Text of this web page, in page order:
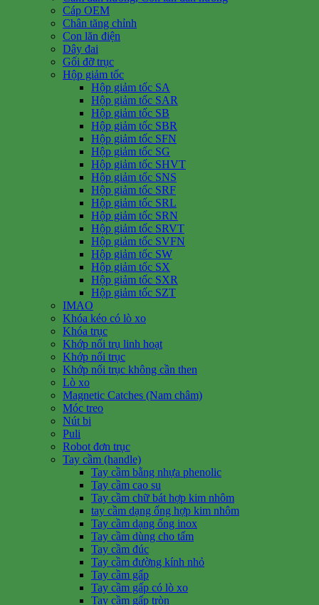
Cáp OEM
Chân tăng chỉnh
Con lăn điện
Dây đai
Gối đỡ trục
Hộp giảm tốc
Hộp giảm tốc SA
Hộp giảm tốc SAR
Hộp giảm tốc SB
Hộp giảm tốc SBR
Hộp giảm tốc SFN
Hộp giảm tốc SG
Hộp giảm tốc SHVT
Hộp giảm tốc SNS
Hộp giảm tốc SRF
Hộp giảm tốc SRL
Hộp giảm tốc SRN
Hộp giảm tốc SRVT
Hộp giảm tốc SVFN
Hộp giảm tốc SW
Hộp giảm tốc SX
Hộp giảm tốc SXR
Hộp giảm tốc SZT
IMAO
Khóa kéo có lò xo
Khóa trục
Khớp nối trụ linh hoạt
Khớp nối trục
Khớp nối trục không cần then
Lò xo
Magnetic Catches (Nam châm)
Móc treo
Nút bi
Puli
Robot đơn trục
Tay cầm (handle)
Tay cầm bằng nhựa phenolic
Tay cầm cao su
Tay cầm chữ bát hợp kim nhôm
tay cầm dạng ống hợp kim nhôm
Tay cầm dạng ống inox
Tay cầm dùng cho tấm
Tay cầm đúc
Tay cầm đường kính nhỏ
Tay cầm gấp
Tay cầm gấp có lò xo
Tay cầm gấp tròn